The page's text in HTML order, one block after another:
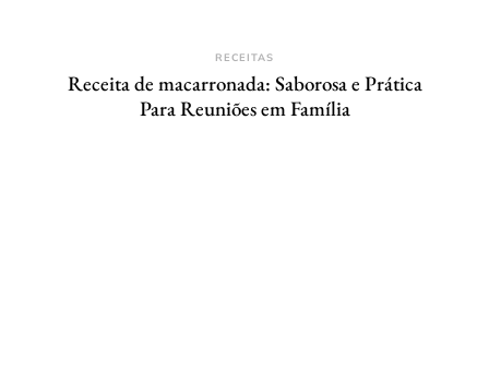
RECEITAS
Receita de macarronada: Saborosa e Prática
Para Reuniões em Família